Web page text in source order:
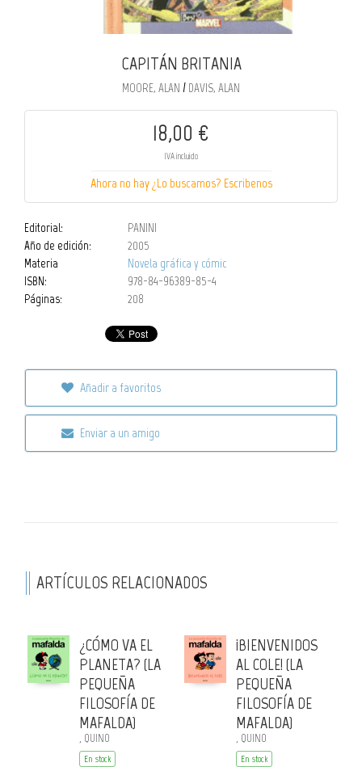
CAPITÁN BRITANIA
MOORE, ALAN / DAVIS, ALAN
18,00 €
IVA incluido
Ahora no hay ¿Lo buscamos? Escribenos
Editorial:
PANINI
Año de edición:
2005
Materia
Novela gráfica y cómic
ISBN:
978-84-96389-85-4
Páginas:
208
Añadir a favoritos
Enviar a un amigo
ARTÍCULOS RELACIONADOS
¿CÓMO VA EL
PLANETA? (LA
PEQUEÑA
FILOSOFÍA DE
MAFALDA)
, QUINO
En stock
¡BIENVENIDOS
AL COLE! (LA
PEQUEÑA
FILOSOFÍA DE
MAFALDA)
, QUINO
En stock